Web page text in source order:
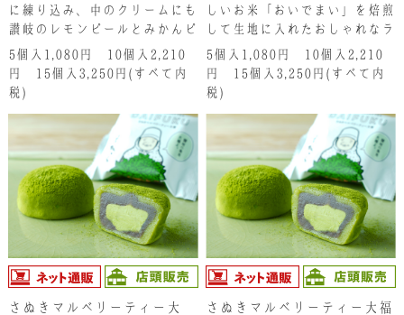
に練り込み、中のクリームにも
讃岐のレモンピールとみかんピ
ールを入れ、爽やかで甘酸っぱ
いクリームサンドに仕上げまし
た。
5個入1,080円 10個入2,210
円 15個入3,250円(すべて内
税)
しいお米「おいでまい」を焙煎
して生地に入れたおしゃれなラ
ムレーズンサンドです。香川の
希少糖「レアシュガースウィー
ト」とラム酒でシロップ漬けに
したゴールデンレーズンをフレ
ッシュバターのクリームに入
れ、サンドしています。香ばし
いお米の香りと洋酒薫る少し大
人の味をどうぞ。
5個入1,080円 10個入2,210
円 15個入3,250円(すべて内
税)
さぬきマルベリーティー大
さぬきマルベリーティー大福